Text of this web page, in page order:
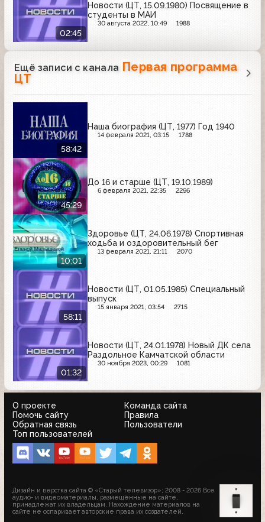
02:45
Новости (ЦТ, 15.09.1980) Посвящение в
студенты в МАИ
30 августа 2022, 10:49 1988
Ещё записи с канала Первая программа
ЦТ
58:42
Наша биография (ЦТ, 1977) Год 1940
14 февраля 2021, 03:15 1788
45:29
До 16 и старше (ЦТ, 19.10.1989)
6 февраля 2021, 22:35 2296
10:01
Здоровье (ЦТ, 24.06.1978) Спортивная
ходьба и оздоровительный бег
13 февраля 2021, 21:11 2070
58:11
Новости (ЦТ, 01.05.1985) Специальный
выпуск
15 января 2021, 03:54 2715
01:32
Новости (ЦТ, 24.01.1978) Новый ДК села
Раздольное Камчатской области
30 ноября 2023, 00:29 1081
О проекте
Команда сайта
Помочь сайту
Правила
Обратная связь
Пользователи
Топ пользователей
Дизайн и верстка сайта © «Старый телевизор»; 2008 - 2026 Все
аудио- и видеоматериалы, размещённые на сайте,
принадлежат их владельцам. Нахождение материалов на
сайте не оспаривает авторские права их создателей.